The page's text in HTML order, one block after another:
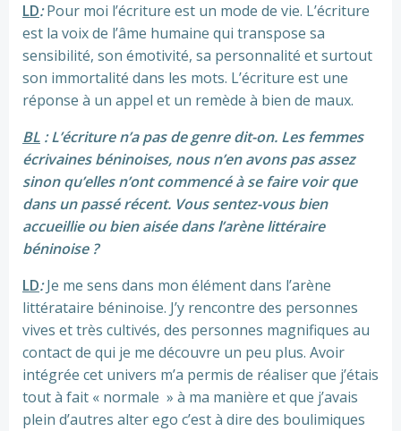
LD:Pour moi l’écriture est un mode de vie. L’écriture
est la voix de l’âme humaine qui transpose sa
sensibilité, son émotivité, sa personnalité et surtout
son immortalité dans les mots. L’écriture est une
réponse à un appel et un remède à bien de maux.
BL : L’écriture n’a pas de genre dit-on. Les femmes
écrivaines béninoises, nous n’en avons pas assez
sinon qu’elles n’ont commencé à se faire voir que
dans un passé récent. Vous sentez-vous bien
accueillie ou bien aisée dans l’arène littéraire
béninoise ?
LD:Je me sens dans mon élément dans l’arène
littérataire béninoise. J’y rencontre des personnes
vives et très cultivés, des personnes magnifiques au
contact de qui je me découvre un peu plus. Avoir
intégrée cet univers m’a permis de réaliser que j’étais
tout à fait « normale » à ma manière et que j’avais
plein d’autres alter ego c’est à dire des boulimiques